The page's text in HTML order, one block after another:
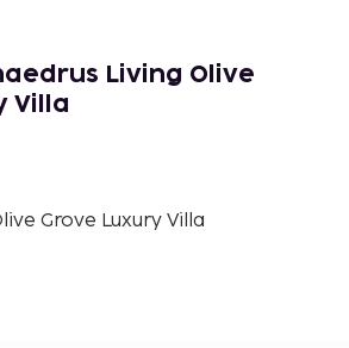
- 5,2 km
km
5,6 km
Park - 5,8 km
- 5,8 km
is Paphos (PFO-
Paphos) - 19,8 km
zijn een snelle
Living Olive
Villa
Grove Luxury Villa